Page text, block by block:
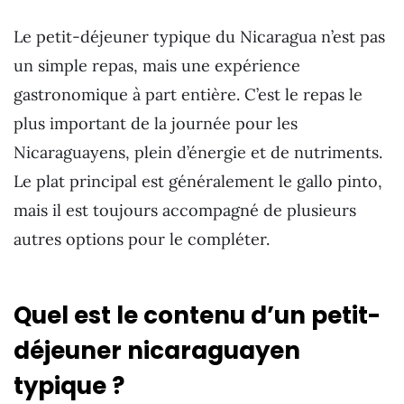
Le petit-déjeuner typique du Nicaragua n’est pas
un simple repas, mais une expérience
gastronomique à part entière. C’est le repas le
plus important de la journée pour les
Nicaraguayens, plein d’énergie et de nutriments.
Le plat principal est généralement le gallo pinto,
mais il est toujours accompagné de plusieurs
autres options pour le compléter.
Quel est le contenu d’un petit-
déjeuner nicaraguayen
typique ?